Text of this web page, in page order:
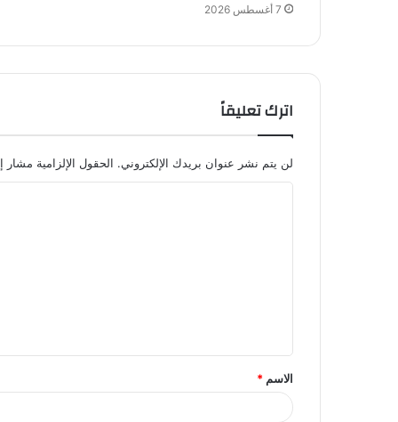
7 أغسطس 2026
اترك تعليقاً
لن يتم نشر عنوان بريدك الإلكتروني. الحقول الإلزامية مشار
ق
*
الاسم *